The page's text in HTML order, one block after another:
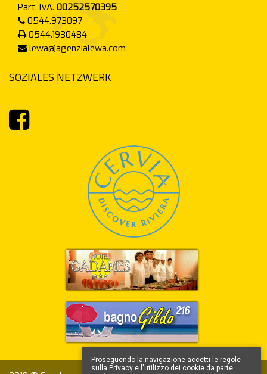
Part. IVA. 00252570395
0544.973097
0544.1930484
lewa@agenzialewa.com
SOZIALES NETZWERK
Proseguendo la navigazione accetti le regole
sulla Privacy e l'utilizzo dei cookie da parte